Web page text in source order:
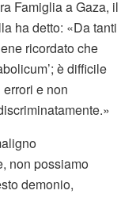
Famiglia a Gaza, il
ha detto: «Da tanti
ricordato che
è difficile
e non
non possiamo
demonio,